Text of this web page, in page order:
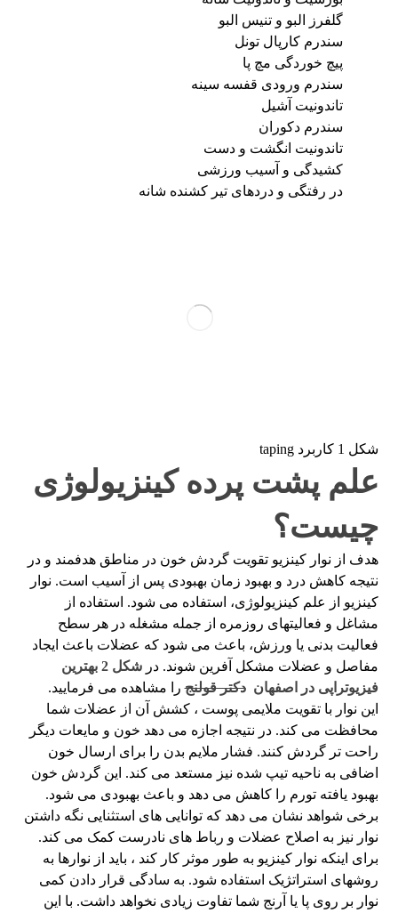
گلفرز البو و تنیس البو
سندرم کارپال تونل
پیچ خوردگی مچ پا
سندرم ورودی قفسه سینه
تاندونیت آشیل
سندرم دکوران
تاندونیت انگشت و دست
کشیدگی و آسیب ورزشی
در رفتگی و دردهای تیر کشنده شانه
شکل 1 کاربرد taping
علم پشت پرده کینزیولوژی
چیست؟
هدف از نوار کینزیو تقویت گردش خون در مناطق هدفمند و در
نتیجه کاهش درد و بهبود زمان بهبودی پس از آسیب است. نوار
كینزیو از علم كینزیولوژی، استفاده می شود. استفاده از
مشاغل و فعالیتهای روزمره از جمله مشغله در هر سطح
فعالیت بدنی یا ورزش، باعث می شود که عضلات باعث ایجاد
مفاصل و عضلات مشکل آفرین شوند. در
شکل 2 بهترین
فیزیوتراپی در اصفهان دکتر قولنجرا مشاهده می فرمایید.
این نوار با تقویت ملایمی پوست ، کشش آن از عضلات شما
محافظت می کند. در نتیجه اجازه می دهد خون و مایعات دیگر
راحت تر گردش کنند. فشار ملایم بدن را برای ارسال خون
اضافی به ناحیه تیپ شده نیز مستعد می کند. این گردش خون
بهبود یافته تورم را کاهش می دهد و باعث بهبودی می شود.
برخی شواهد نشان می دهد که توانایی های استثنایی نگه داشتن
نوار نیز به اصلاح عضلات و رباط های نادرست کمک می کند.
برای اینکه نوار کینزیو به طور موثر کار کند ، باید از نوارها به
روشهای استراتژیک استفاده شود. به سادگی قرار دادن کمی
نوار بر روی پا یا آرنج شما تفاوت زیادی نخواهد داشت. با این